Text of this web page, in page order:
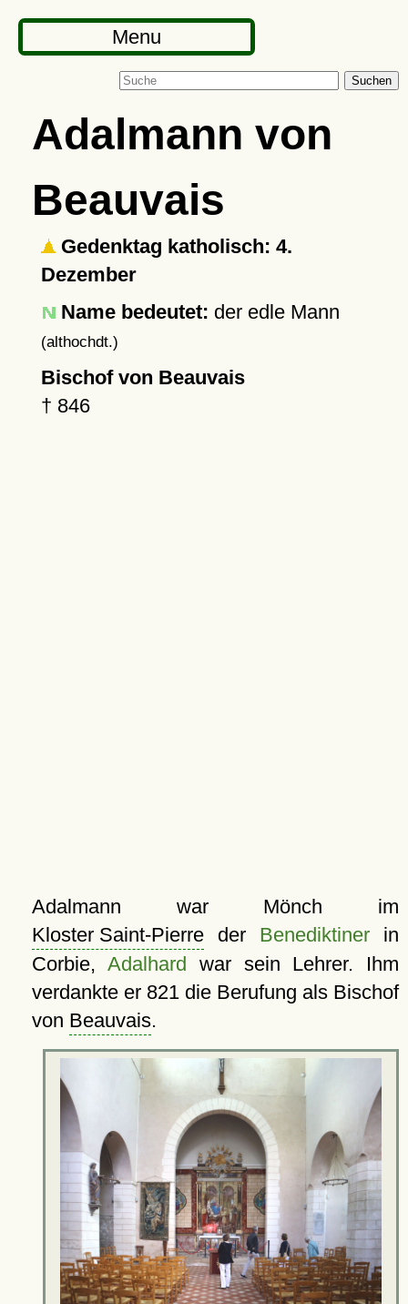
Menu
Suchen
Adalmann von
Beauvais
Gedenktag katholisch: 4.
Dezember
Name bedeutet: der edle Mann
(althochdt.)
Bischof von Beauvais
† 846
Adalmann war Mönch im
Kloster Saint-Pierreder Benediktinerin
Corbie,Adalhard war sein Lehrer. Ihm
verdankte er 821 die Berufung als Bischof
von Beauvais.